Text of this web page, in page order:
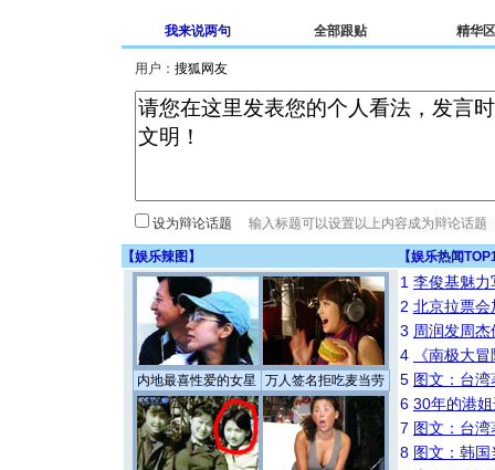
我来说两句 全部跟贴 精华区
用户：
设为辩论话题
【娱乐辣图 】 【娱乐热闻
内地最喜性爱的女星 万人签名拒吃麦当劳
1 李俊基魅力
2 北京拉票
3 周润发周
4
《南极大
5 图文：台
6 30年的港
7 图文：台
8 图文：韩